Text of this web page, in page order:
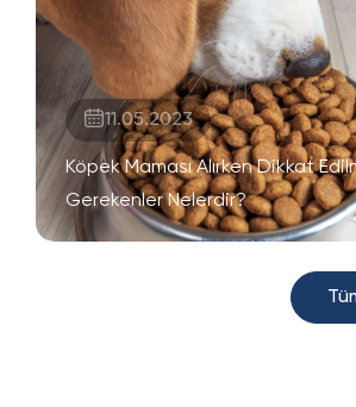
11.05.2023
Köpek Maması Alırken Dikkat
Gerekenler Nelerdir?